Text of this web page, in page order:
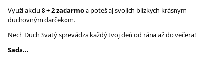
Využi akciu 8 + 2 zadarmoa poteš aj svojich blízkych krásnym
duchovným darčekom.
Nech Duch Svätý sprevádza každý tvoj deň od rána až do večera!
Sada...